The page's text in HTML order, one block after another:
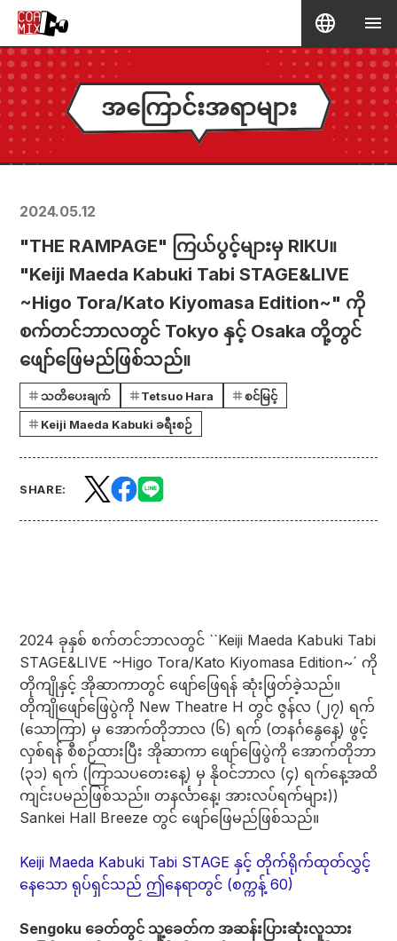
အကြောင်းအရာများ
2024.05.12
"THE RAMPAGE" ကြယ်ပွင့်များမှ RIKU။
"Keiji Maeda Kabuki Tabi STAGE&LIVE
~Higo Tora/Kato Kiyomasa Edition~" ကို
စက်တင်ဘာလတွင် Tokyo နှင့် Osaka တို့တွင်
ဖျော်ဖြေမည်ဖြစ်သည်။
သတိပေးချက် Tetsuo Hara
စင်မြင့်
Keiji Maeda Kabuki ခရီးစဉ်
SHARE:
2024 ခုနှစ် စက်တင်ဘာလတွင် ``Keiji Maeda Kabuki Tabi
STAGE&LIVE ~Higo Tora/Kato Kiyomasa Edition~´ ကို
တိုကျိုနှင့် အိုဆာကာတွင် ဖျော်ဖြေရန် ဆုံးဖြတ်ခဲ့သည်။
တိုကျိုဖျော်ဖြေပွဲကို New Theatre H တွင် ဇွန်လ (၂၇) ရက်
(သောကြာ) မှ အောက်တိုဘာလ (၆) ရက် (တနင်္ဂနွေနေ့) ဖွင့်
လှစ်ရန် စီစဉ်ထားပြီး အိုဆာကာ ဖျော်ဖြေပွဲကို အောက်တိုဘာ
(၃၁) ရက် (ကြာသပတေးနေ့) မှ နိုဝင်ဘာလ (၄) ရက်နေ့အထိ
ကျင်းပမည်ဖြစ်သည်။ တနင်္လာနေ့၊ အားလပ်ရက်များ))
Sankei Hall Breeze တွင် ဖျော်ဖြေမည်ဖြစ်သည်။
Keiji Maeda Kabuki Tabi STAGE နှင့် တိုက်ရိုက်ထုတ်လွှင့်
နေသော ရုပ်ရှင်သည် ဤနေရာတွင် (စက္ကန့် 60)
Sengoku ခေတ်တွင် သူ့ခေတ်က အဆန်းပြားဆုံးလူသား